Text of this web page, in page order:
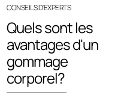
CONSEILS D'EXPERTS
Quels sont les
avantages d'un
gommage
corporel?